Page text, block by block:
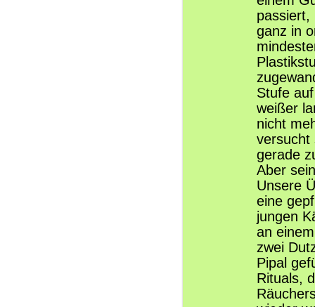
passiert,
ganz in
Stufe
weißer
nicht
versucht
gerade
Aber
Unsere
eine
jungen
an
zwei
Pipal
Rituals,